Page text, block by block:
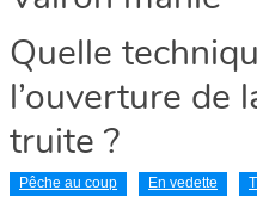
Quelle
l’ouverture de
truite ?
Pêche au coup En vedette